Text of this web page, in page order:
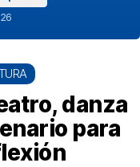
danza
para